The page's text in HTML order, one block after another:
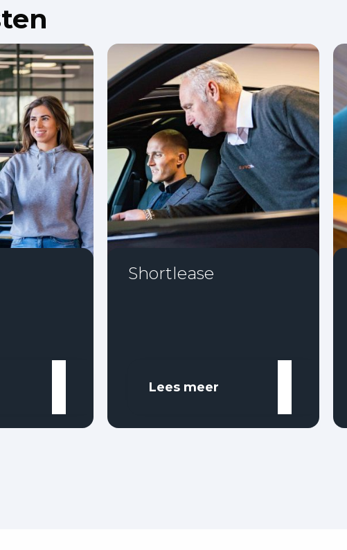
Shortlease
Lees meer